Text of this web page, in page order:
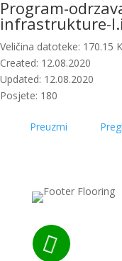
Program-
infrastrukture-
Veličina datoteke: 170.15
Created: 12.08.2020
Updated: 12.08.2020
Posjete: 180
Preuzmi
